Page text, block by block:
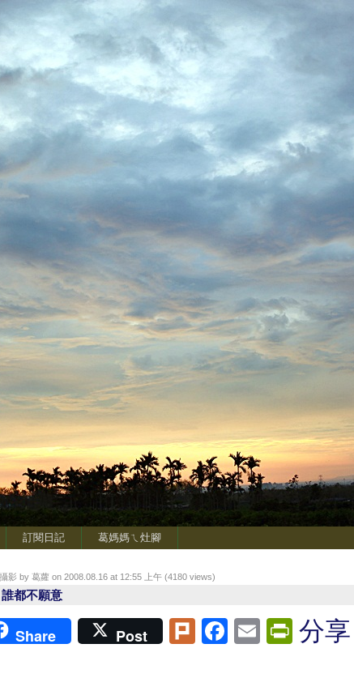
訂閱日記 葛媽媽ㄟ灶腳
影 by 葛蘿 on 2008.08.16 at 12:55 上午 (4180 views)
都不願意
Share Post PlurkFacebook
Email分享